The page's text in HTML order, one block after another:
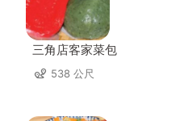
三角店客家菜包
538 公尺